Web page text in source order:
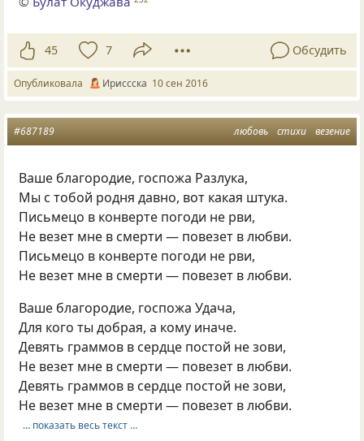
45 7 Обсудить
Опубликовала Ириссска 10 сен 2016
любовь стихи везение
#687189
Ваше благородие, госпожа Разлука,
Мы с тобой родня давно, вот какая штука.
Письмецо в конверте погоди не рви,
Hе везет мне в смерти — повезет в любви.
Письмецо в конверте погоди не рви,
Hе везет мне в смерти — повезет в любви.
Ваше благородие, госпожа Удача,
Для кого ты добрая, а кому иначе.
Девять граммов в сердце постой не зови,
Hе везет мне в смерти — повезет в любви.
Девять граммов в сердце постой не зови,
Hе везет мне в смерти — повезет в любви.
… показать весь текст …